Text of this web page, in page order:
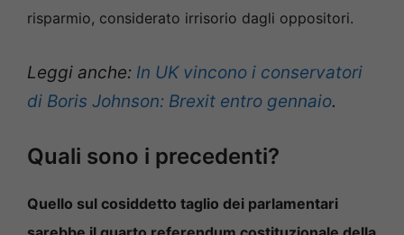
risparmio, considerato irrisorio dagli oppositori.
Leggi anche: In UK vincono i conservatori
di Boris Johnson: Brexit entro gennaio.
Quali sono i precedenti?
Quello sul cosiddetto taglio dei parlamentari